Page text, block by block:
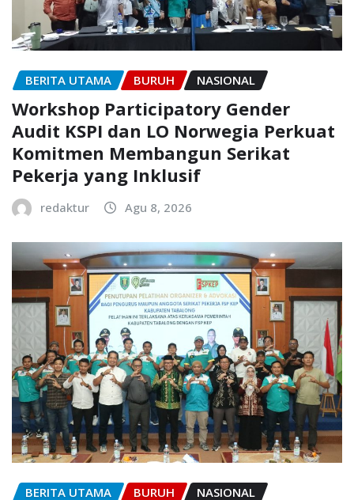
BERITA UTAMA BURUH NASIONAL
Workshop Participatory Gender
Audit KSPI dan LO Norwegia Perkuat
Komitmen Membangun Serikat
Pekerja yang Inklusif
redaktur Agu 8, 2026
BERITA UTAMA BURUH NASIONAL